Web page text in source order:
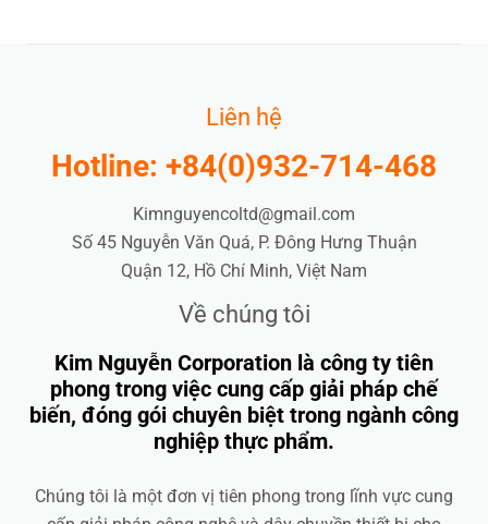
Liên hệ
Hotline: +84(0)932-714-468
Kimnguyencoltd@gmail.com
Số 45 Nguyễn Văn Quá, P. Đông Hưng Thuận
Quận 12, Hồ Chí Minh, Việt Nam
Về chúng tôi
Kim Nguyễn Corporation là công ty tiên
phong trong việc cung cấp giải pháp chế
biến, đóng gói chuyên biệt trong ngành công
nghiệp thực phẩm.
Chúng tôi là một đơn vị tiên phong trong lĩnh vực cung